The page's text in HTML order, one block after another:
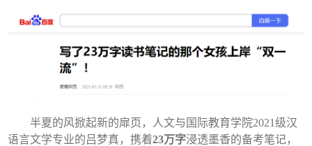
半夏的风掀起新的扉页，人文与国际教育学院2021级汉
语言文学专业的吕梦真，携着23万字浸透墨香的备考笔记，